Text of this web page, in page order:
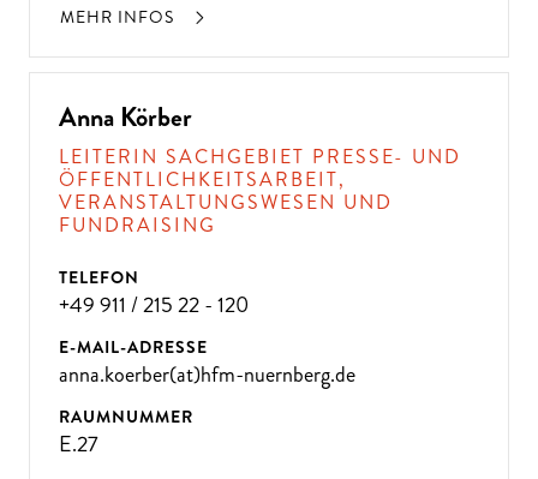
MEHR INFOS
Anna Körber
LEITERIN SACHGEBIET PRESSE- UND
ÖFFENTLICHKEITSARBEIT,
VERANSTALTUNGSWESEN UND
FUNDRAISING
TELEFON
+49 911 / 215 22 - 120
E-MAIL-ADRESSE
anna.koerber(at)hfm-nuernberg.de
RAUMNUMMER
E.27